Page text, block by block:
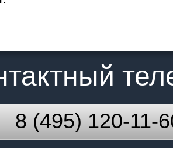
8 (495) 120-11-